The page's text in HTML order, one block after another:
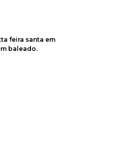
feira santa em
baleado.